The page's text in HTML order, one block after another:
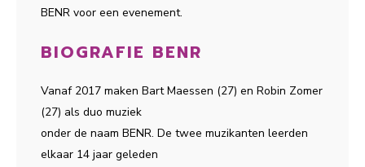
BENR voor een evenement.
BIOGRAFIE BENR
Vanaf 2017 maken Bart Maessen (27) en Robin Zomer
(27) als duo muziek
onder de naam BENR. De twee muzikanten leerden
elkaar 14 jaar geleden